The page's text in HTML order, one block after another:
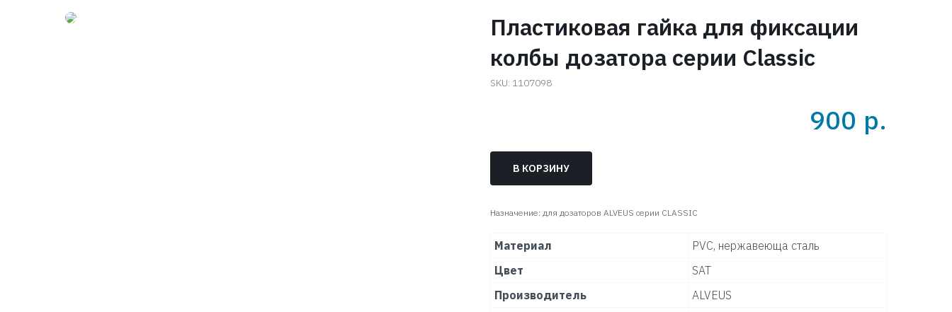
Пластиковая гайка для фиксации
колбы дозатора серии Classic
SKU: 1107098
900 р.
В КОРЗИНУ
Назначение: для дозаторов ALVEUS серии CLASSIC
Материал
PVC, нержавеюща сталь
Цвет
SAT
Производитель
ALVEUS